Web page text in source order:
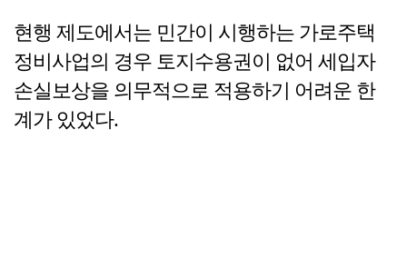
현행 제도에서는 민간이 시행하는 가로주택
정비사업의 경우 토지수용권이 없어 세입자
손실보상을 의무적으로 적용하기 어려운 한
계가 있었다.